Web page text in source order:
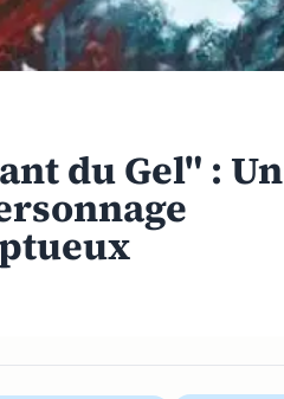
du Gel" : Un